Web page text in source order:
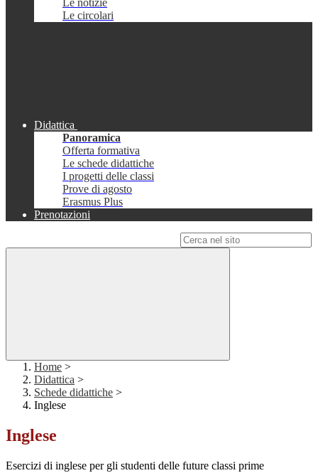
Le notizie
Le circolari
Didattica
Panoramica
Offerta formativa
Le schede didattiche
I progetti delle classi
Prove di agosto
Erasmus Plus
Prenotazioni
Home >
Didattica >
Schede didattiche >
Inglese
Inglese
Esercizi di inglese per gli studenti delle future classi prime